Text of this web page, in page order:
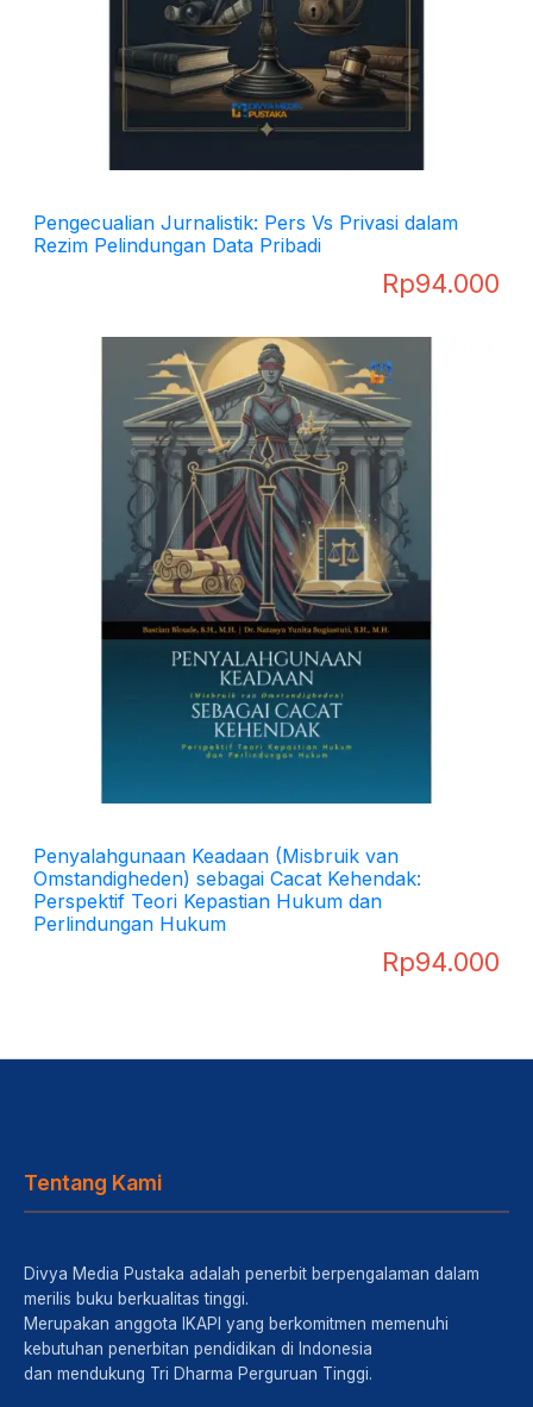
Pengecualian Jurnalistik: Pers Vs Privasi dalam
Rezim Pelindungan Data Pribadi
Rp94.000
Penyalahgunaan Keadaan (Misbruik van
Omstandigheden) sebagai Cacat Kehendak:
Perspektif Teori Kepastian Hukum dan
Perlindungan Hukum
Rp94.000
Tentang Kami
Divya Media Pustaka adalah penerbit berpengalaman dalam
merilis buku berkualitas tinggi.
Merupakan anggota IKAPI yang berkomitmen memenuhi
kebutuhan penerbitan pendidikan di Indonesia
dan mendukung Tri Dharma Perguruan Tinggi.